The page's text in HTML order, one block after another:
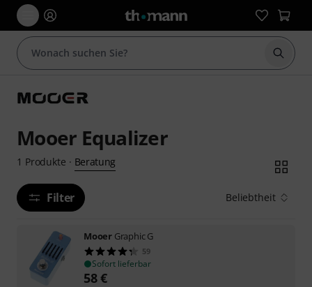
Suche
Mooer Equalizer
1 Produkte · Beratung
Filter Beliebtheit
Mooer Graphic G
59
Sofort lieferbar
58€